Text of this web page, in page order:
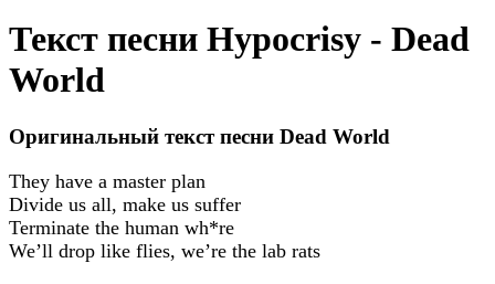
Текст песни Hypocrisy - Dead
World
Оригинальный текст песни Dead World
They have a master plan
Divide us all, make us suffer
Terminate the human wh*re
We’ll drop like flies, we’re the lab rats